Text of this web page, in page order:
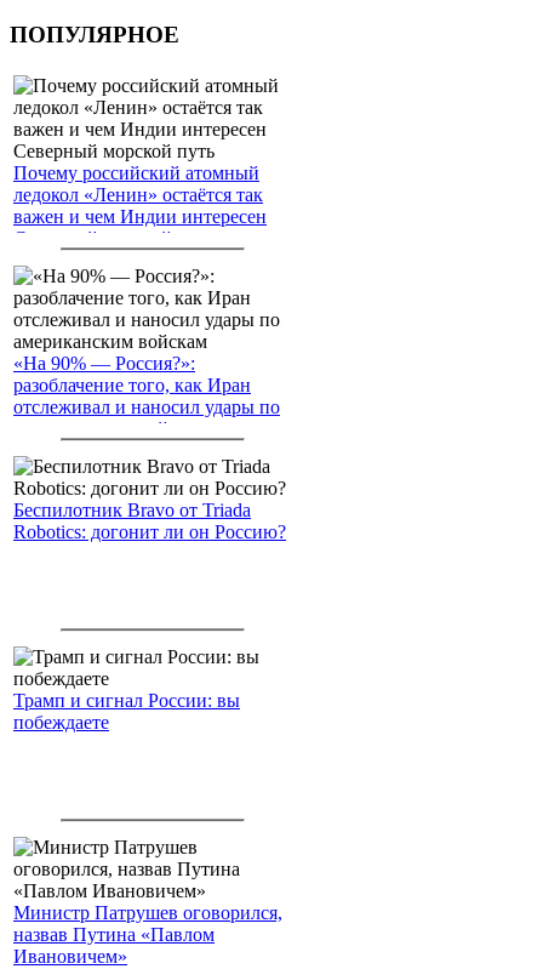
ПОПУЛЯРНОЕ
Почему российский атомный
ледокол «Ленин» остаётся так
важен и чем Индии интересен
Северный морской путь
«На 90% — Россия?»:
разоблачение того, как Иран
отслеживал и наносил удары по
американским войскам
Беспилотник Bravo от Triada
Robotics: догонит ли он Россию?
Трамп и сигнал России: вы
побеждаете
Министр Патрушев оговорился,
назвав Путина «Павлом
Ивановичем»